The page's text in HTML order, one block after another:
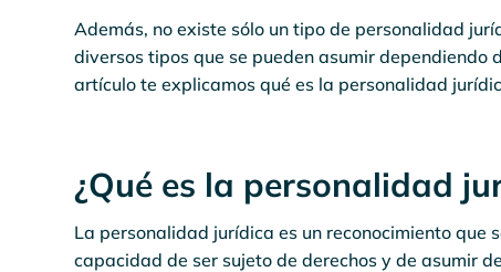
Además, no existe sólo un tipo de personalidad
diversos tipos que se pueden asumir
artículo te explicamos qué es la personalidad
¿Qué es la personalidad
La personalidad jurídica es un reconocimiento que
capacidad de ser sujeto de derechos y de asumir